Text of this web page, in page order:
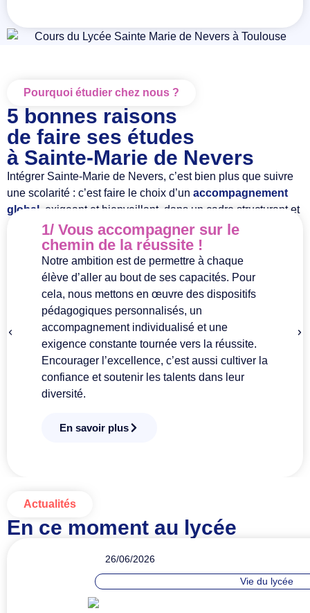
Pourquoi étudier chez nous ?
5 bonnes raisons
de faire ses études
à Sainte-Marie de Nevers
Intégrer Sainte-Marie de Nevers, c’est bien plus que suivre
une scolarité : c’est faire le choix d’un accompagnement
global , exigeant et bienveillant, dans un cadre structurant et
porteur de sens. Notre projet éducatif s’appuie sur cinq
piliers essentiels qui font toute la richesse de la vie au lycée.
1/ Vous accompagner sur le
chemin de la réussite !
Notre ambition est de permettre à chaque
élève d’aller au bout de ses capacités. Pour
cela, nous mettons en œuvre des dispositifs
pédagogiques personnalisés, un
accompagnement individualisé et une
exigence constante tournée vers la réussite.
Encourager l’excellence, c’est aussi cultiver la
confiance et soutenir les talents dans leur
diversité.
En savoir plus
Actualités
En ce moment au lycée
26/06/2026
Vie du lycée